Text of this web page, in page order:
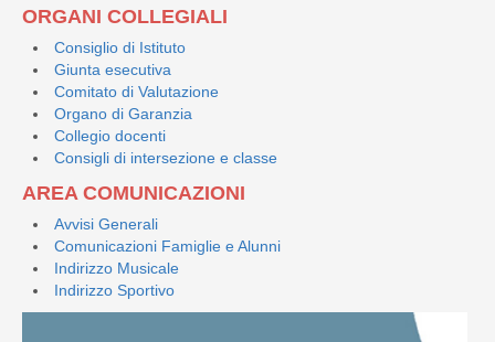
ORGANI COLLEGIALI
Consiglio di Istituto
Giunta esecutiva
Comitato di Valutazione
Organo di Garanzia
Collegio docenti
Consigli di intersezione e classe
AREA COMUNICAZIONI
Avvisi Generali
Comunicazioni Famiglie e Alunni
Indirizzo Musicale
Indirizzo Sportivo